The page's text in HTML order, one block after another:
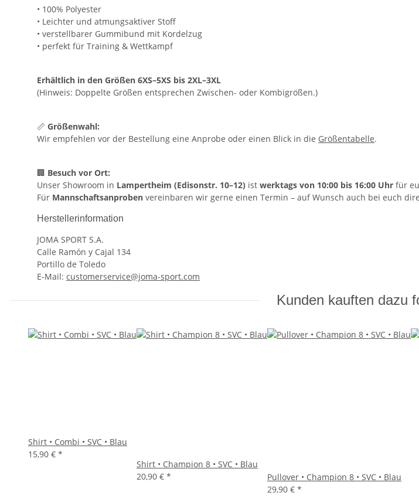
• 100% Polyester
• Leichter und atmungsaktiver Stoff
• verstellbarer Gummibund mit Kordelzug
• perfekt für Training & Wettkampf
Erhältlich in den Größen 6XS–5XS bis 2XL–3XL
(Hinweis: Doppelte Größen entsprechen Zwischen- oder Kombigrößen.)
📏 Größenwahl:
Wir empfehlen vor der Bestellung eine Anprobe oder einen Blick in die Größentabelle.
🏢 Besuch vor Ort:
Unser Showroom in Lampertheim (Edisonstr. 10–12) ist werktags von 10:00 bis 16:00 Uhr für
Für Mannschaftsanproben vereinbaren wir gerne einen Termin – auf Wunsch auch bei euch
Herstellerinformation
JOMA SPORT S.A.
Calle Ramón y Cajal 134
Portillo de Toledo
E-Mail: customerservice@joma-sport.com
Kunden kauften dazu
Shirt • Combi • SVC • Blau
15,90 € *
Shirt • Champion 8 • SVC • Blau
20,90 € *
Pullover • Champion 8 • SVC • Blau
29,90 € *